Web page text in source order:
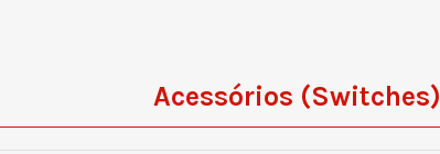
Acessórios (Switches)